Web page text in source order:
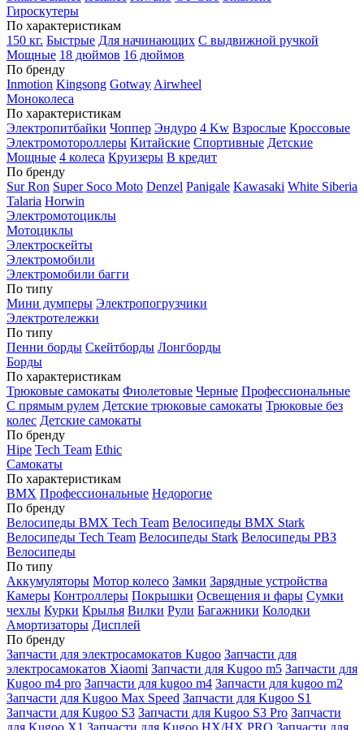
Гироскутеры
По характеристикам
150 кг. Быстрые Для начинающих С выдвижной ручкой
Мощные 18 дюймов 16 дюймов
По бренду
Inmotion Kingsong Gotway Airwheel
Моноколеса
По характеристикам
Электропитбайки Чоппер Эндуро 4 Kw Взрослые Кроссовые
Электромотороллеры Китайские Спортивные Детские
Мощные 4 колеса Круизеры В кредит
По бренду
Sur Ron Super Soco Moto Denzel Panigale Kawasaki White Siberia
Talaria Horwin
Электромотоциклы
Мотоциклы
Электроскейты
Электромобили
Электромобили багги
По типу
Мини думперы Электропогрузчики
Электротележки
По типу
Пенни борды Скейтборды Лонгборды
Борды
По характеристикам
Трюковые самокаты Фиолетовые Черные Профессиональные
С прямым рулем Детские трюковые самокаты Трюковые без
колес Детские самокаты
По бренду
Hipe Tech Team Ethic
Самокаты
По характеристикам
BMX Профессиональные Недорогие
По бренду
Велосипеды BMX Tech Team Велосипеды BMX Stark
Велосипеды Tech Team Велосипеды Stark Велосипеды РВЗ
Велосипеды
По типу
Аккумуляторы Мотор колесо Замки Зарядные устройства
Камеры Контроллеры Покрышки Освещения и фары Сумки
чехлы Курки Крылья Вилки Рули Багажники Колодки
Амортизаторы Дисплей
По бренду
Запчасти для электросамокатов Kugoo Запчасти для
электросамокатов Xiaomi Запчасти для Kugoo m5 Запчасти для
Кugoo m4 pro Запчасти для kugoo m4 Запчасти для kugoo m2
Запчасти для Kugoo Max Speed Запчасти для Kugoo S1
Запчасти для Kugoo S3 Запчасти для Kugoo S3 Pro Запчасти
для Kugoo X1 Запчасти для Kugoo HX/HX PRO Запчасти для